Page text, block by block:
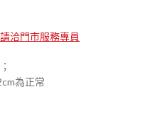
洽門市服務專員
為正常